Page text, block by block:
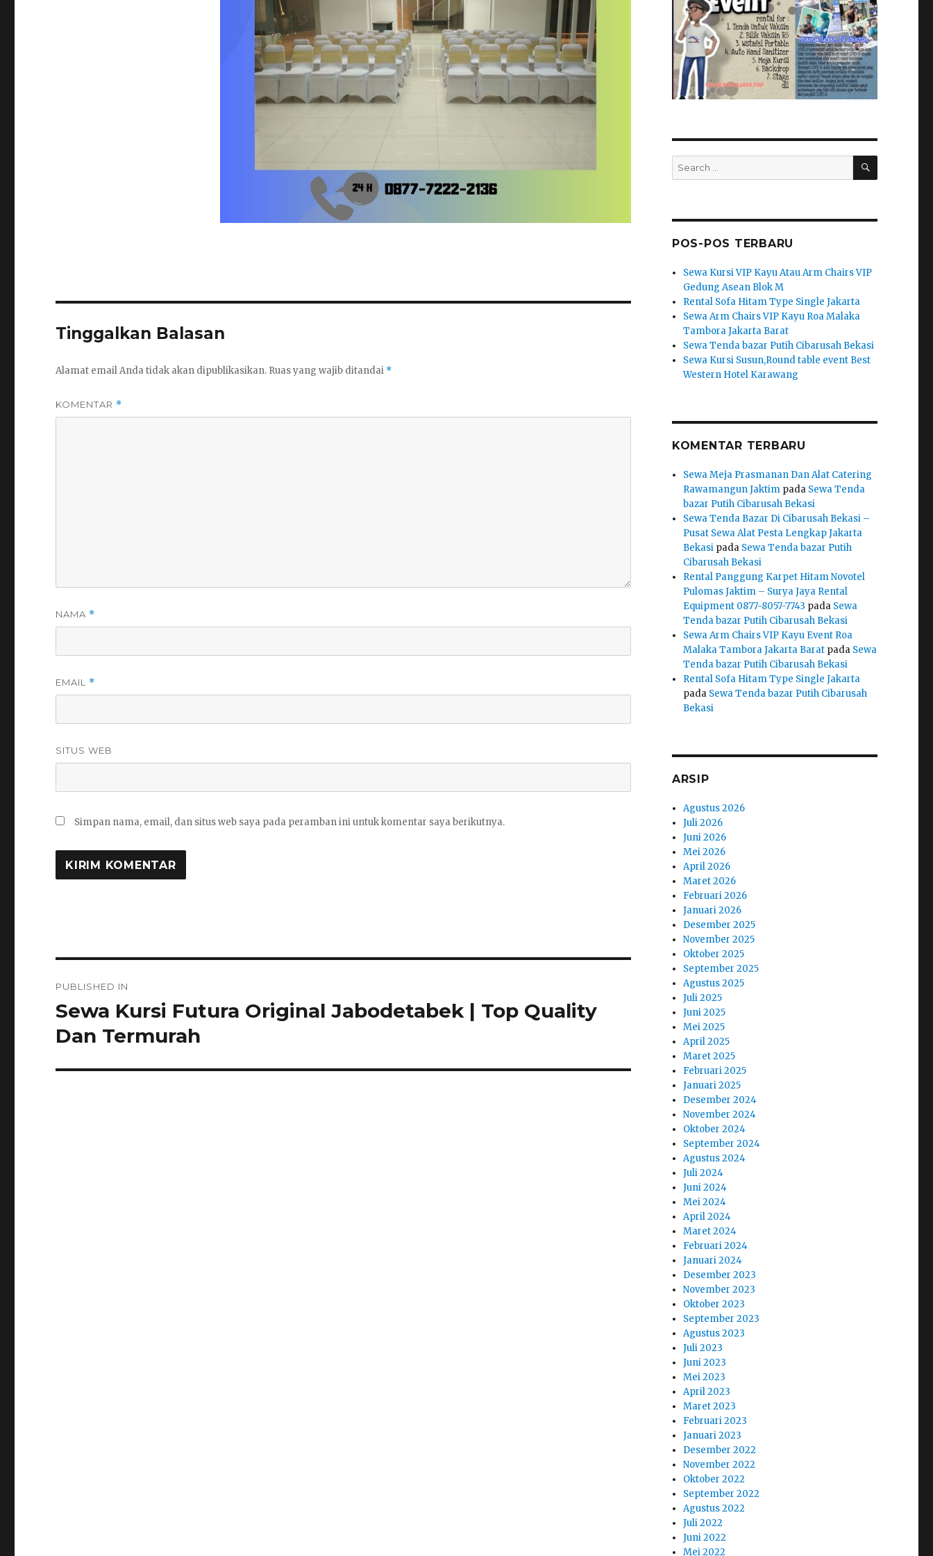
Tinggalkan Balasan
Alamat email Anda tidak akan dipublikasikan. Ruas yang wajib ditandai *
KOMENTAR *
NAMA *
EMAIL *
SITUS WEB
Simpan nama, email, dan situs web saya pada peramban ini untuk komentar saya berikutnya.
pos
PUBLISHED IN
Sewa Kursi Futura Original Jabodetabek | Top Quality
Dan Termurah
Search
for:
SEARCH
POS-POS TERBARU
Sewa Kursi VIP Kayu Atau Arm Chairs VIP
Gedung Asean Blok M
Rental Sofa Hitam Type Single Jakarta
Sewa Arm Chairs VIP Kayu Roa Malaka
Tambora Jakarta Barat
Sewa Tenda bazar Putih Cibarusah Bekasi
Sewa Kursi Susun,Round table event Best
Western Hotel Karawang
KOMENTAR TERBARU
Sewa Meja Prasmanan Dan Alat Catering
Rawamangun Jaktim pada Sewa Tenda
bazar Putih Cibarusah Bekasi
Sewa Tenda Bazar Di Cibarusah Bekasi –
Pusat Sewa Alat Pesta Lengkap Jakarta
Bekasi pada Sewa Tenda bazar Putih
Cibarusah Bekasi
Rental Panggung Karpet Hitam Novotel
Pulomas Jaktim – Surya Jaya Rental
Equipment 0877-8057-7743 pada Sewa
Tenda bazar Putih Cibarusah Bekasi
Sewa Arm Chairs VIP Kayu Event Roa
Malaka Tambora Jakarta Barat pada Sewa
Tenda bazar Putih Cibarusah Bekasi
Rental Sofa Hitam Type Single Jakarta
pada Sewa Tenda bazar Putih Cibarusah
Bekasi
ARSIP
Agustus 2026
Juli 2026
Juni 2026
Mei 2026
April 2026
Maret 2026
Februari 2026
Januari 2026
Desember 2025
November 2025
Oktober 2025
September 2025
Agustus 2025
Juli 2025
Juni 2025
Mei 2025
April 2025
Maret 2025
Februari 2025
Januari 2025
Desember 2024
November 2024
Oktober 2024
September 2024
Agustus 2024
Juli 2024
Juni 2024
Mei 2024
April 2024
Maret 2024
Februari 2024
Januari 2024
Desember 2023
November 2023
Oktober 2023
September 2023
Agustus 2023
Juli 2023
Juni 2023
Mei 2023
April 2023
Maret 2023
Februari 2023
Januari 2023
Desember 2022
November 2022
Oktober 2022
September 2022
Agustus 2022
Juli 2022
Juni 2022
Mei 2022